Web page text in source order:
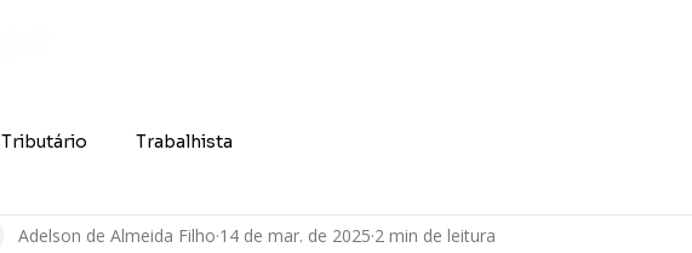
Tributário Trabalhista
Adelson de Almeida Filho 14 de mar. de 2025 2 min de leitura